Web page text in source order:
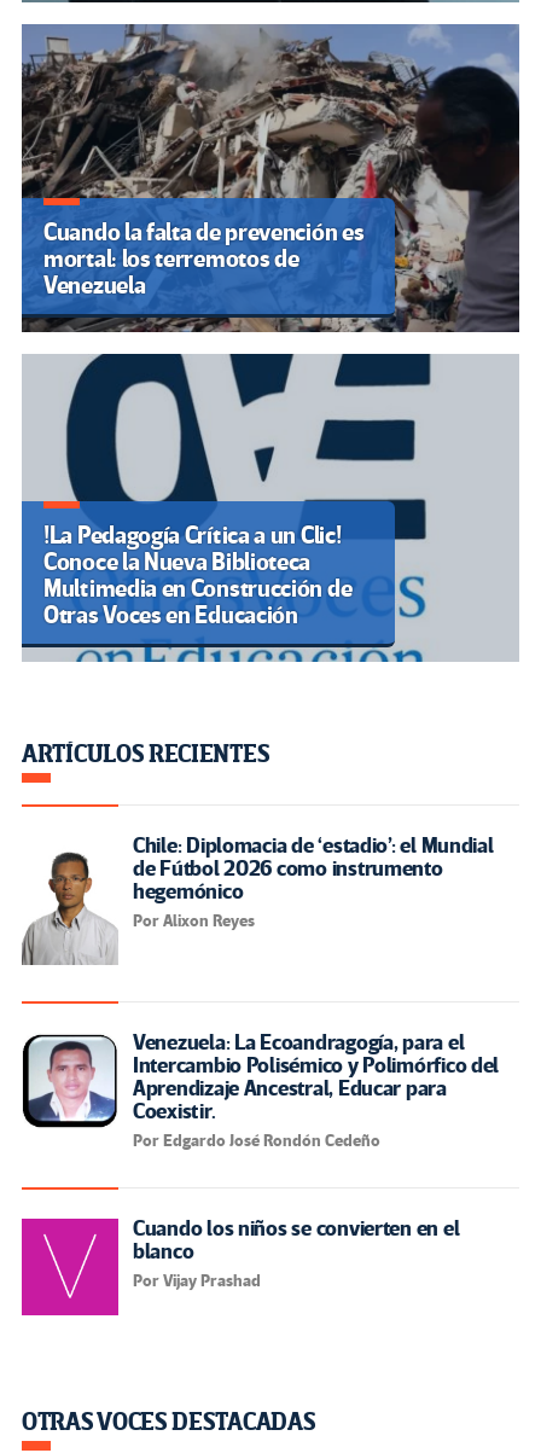
Cuando la falta de prevención es
mortal: los terremotos de
Venezuela
!La Pedagogía Crítica a un Clic!
Conoce la Nueva Biblioteca
Multimedia en Construcción de
Otras Voces en Educación
ARTÍCULOS RECIENTES
Chile: Diplomacia de ‘estadio’: el Mundial
de Fútbol 2026 como instrumento
hegemónico
Por Alixon Reyes
Venezuela: La Ecoandragogía, para el
Intercambio Polisémico y Polimórfico del
Aprendizaje Ancestral, Educar para
Coexistir.
Por Edgardo José Rondón Cedeño
Cuando los niños se convierten en el
blanco
Por Vijay Prashad
OTRAS VOCES DESTACADAS